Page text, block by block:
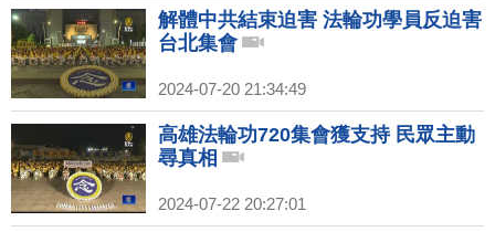
解體中共結束迫害 法輪功學員反迫害
台北集會
2024-07-20 21:34:49
高雄法輪功720集會獲支持 民眾主動
尋真相
2024-07-22 20:27:01